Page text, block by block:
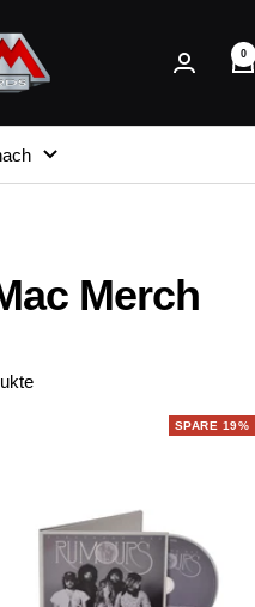
0
Merch
SPARE 19%